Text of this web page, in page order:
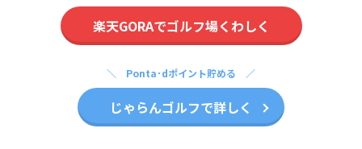
楽天GORAでゴルフ場くわしく
Ponta･dポイント貯める
じゃらんゴルフで詳しく